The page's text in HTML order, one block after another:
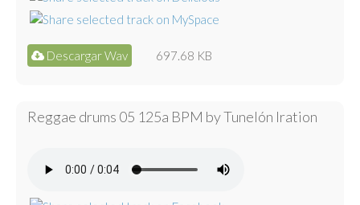
Descargar Wav 697.68 KB
Reggae drums 05 125a BPM by Tunelón Iration